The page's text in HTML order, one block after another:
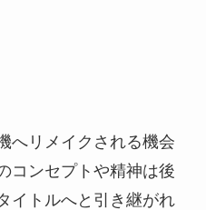
へリメイクされる機会
コンセプトや精神は後
イトルへと引き継がれ